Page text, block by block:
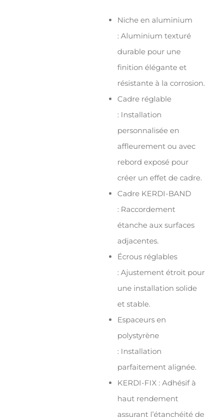
Niche en aluminium
: Aluminium texturé
durable pour une
finition élégante et
résistante à la corrosion.
Cadre réglable
: Installation
personnalisée en
affleurement ou avec
rebord exposé pour
créer un effet de cadre.
Cadre KERDI-BAND
: Raccordement
étanche aux surfaces
adjacentes.
Écrous réglables
: Ajustement étroit pour
une installation solide
et stable.
Espaceurs en
polystyrène
: Installation
parfaitement alignée.
KERDI-FIX : Adhésif à
haut rendement
assurant l’étanchéité de